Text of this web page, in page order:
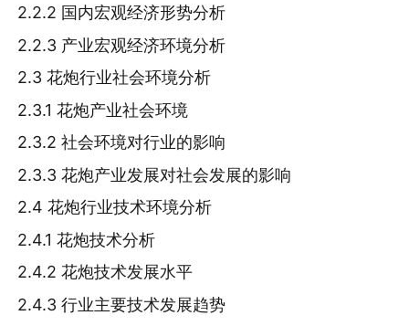
2.2.2 国内宏观经济形势分析
2.2.3 产业宏观经济环境分析
2.3 花炮行业社会环境分析
2.3.1 花炮产业社会环境
2.3.2 社会环境对行业的影响
2.3.3 花炮产业发展对社会发展的影响
2.4 花炮行业技术环境分析
2.4.1 花炮技术分析
2.4.2 花炮技术发展水平
2.4.3 行业主要技术发展趋势